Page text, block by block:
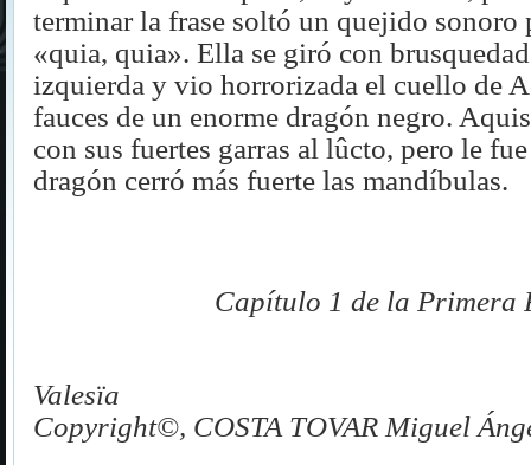
terminar la frase soltó un quejido sonoro
«quia, quia». Ella se giró con
izquierda y vio horrorizada el cuello de
fauces de un enorme dragón negro.
con sus fuertes garras al lûcto, pero le
dragón cerró más fuerte las mandíbulas.
Capítulo 1 de la Primera
Valesïa
Copyright©, COSTA TOVAR Miguel